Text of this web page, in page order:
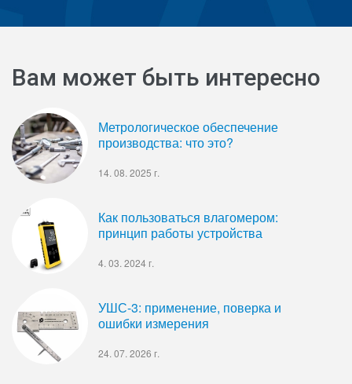
Вам может быть интересно
Метрологическое обеспечение
производства: что это?
14. 08. 2025 г.
Как пользоваться влагомером:
принцип работы устройства
4. 03. 2024 г.
УШС-3: применение, поверка и
ошибки измерения
24. 07. 2026 г.